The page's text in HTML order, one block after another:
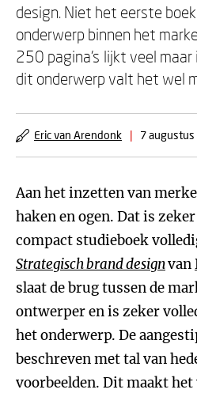
design. Niet het eerste
onderwerp binnen het
250 pagina’s lijkt veel
dit onderwerp valt het wel
Eric van Arendonk | 7
Aan het inzetten van
haken en ogen. Dat is
compact studieboek
Strategisch brand designvan
slaat de brug tussen de
ontwerper en is zeker
het onderwerp. De
beschreven met tal van
voorbeelden. Dit maakt het